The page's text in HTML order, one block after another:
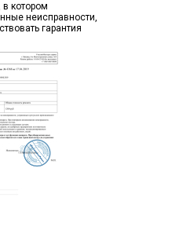
в котором
неисправности,
гарантия